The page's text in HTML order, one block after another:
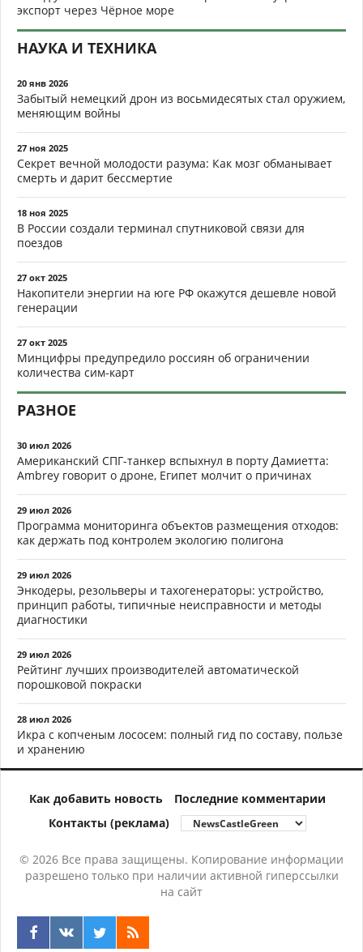
экспорт через Чёрное море
НАУКА И ТЕХНИКА
20 янв 2026
Забытый немецкий дрон из восьмидесятых стал оружием,
меняющим войны
27 ноя 2025
Секрет вечной молодости разума: Как мозг обманывает
смерть и дарит бессмертие
18 ноя 2025
В России создали терминал спутниковой связи для
поездов
27 окт 2025
Накопители энергии на юге РФ окажутся дешевле новой
генерации
27 окт 2025
Минцифры предупредило россиян об ограничении
количества сим-карт
РАЗНОЕ
30 июл 2026
Американский СПГ-танкер вспыхнул в порту Дамиетта:
Ambrey говорит о дроне, Египет молчит о причинах
29 июл 2026
Программа мониторинга объектов размещения отходов:
как держать под контролем экологию полигона
29 июл 2026
Энкодеры, резольверы и тахогенераторы: устройство,
принцип работы, типичные неисправности и методы
диагностики
29 июл 2026
Рейтинг лучших производителей автоматической
порошковой покраски
28 июл 2026
Икра с копченым лососем: полный гид по составу, пользе
и хранению
Как добавить новость
Последние комментарии
Контакты (реклама)
© 2026 Все права защищены. Копирование информации
разрешено только при наличии активной гиперссылки
на сайт